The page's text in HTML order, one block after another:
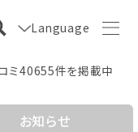
Language
ミ40655件を掲載中
お知らせ